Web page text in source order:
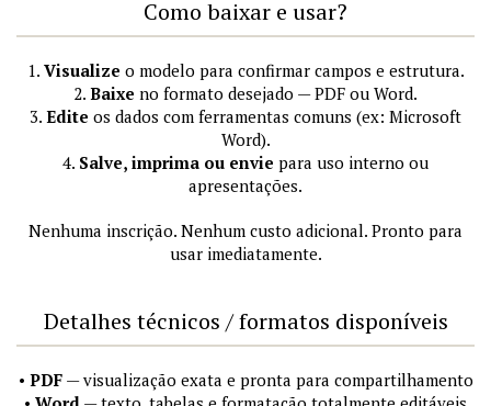
Como baixar e usar?
1. Visualize o modelo para confirmar campos e estrutura.
2. Baixe no formato desejado — PDF ou Word.
3. Edite os dados com ferramentas comuns (ex: Microsoft
Word).
4. Salve, imprima ou envie para uso interno ou
apresentações.
Nenhuma inscrição. Nenhum custo adicional. Pronto para
usar imediatamente.
Detalhes técnicos / formatos disponíveis
• PDF— visualização exata e pronta para compartilhamento